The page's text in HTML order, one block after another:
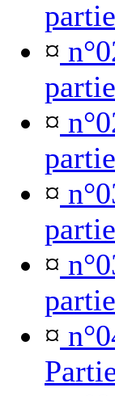
partie
¤
partie
¤
partie
¤
partie
¤
partie
¤